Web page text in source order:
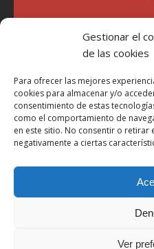
Gestionar el
de las cookies
Para ofrecer las mejores
cookies para almacenar y/o
consentimiento de estas
como el comportamiento de
en este sitio. No consentir o
negativamente a ciertas
Ver
"Soy Manel Hospido, nací en
año 2007 he escrito sobre
Millatrece.com es una
participa"
Aviso Legal
Política de Privacidad
Más Información sobre Cookies